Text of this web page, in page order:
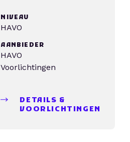
NIVEAU
HAVO
AANBIEDER
HAVO
Voorlichtingen
DETAILS &
VOORLICHTINGEN